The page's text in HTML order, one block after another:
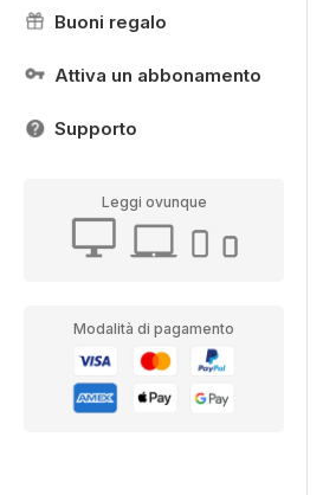
Buoni regalo
Attiva un abbonamento
Supporto
Leggi ovunque
Modalità di pagamento